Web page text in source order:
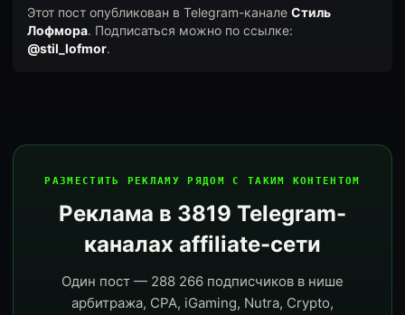
Этот пост опубликован в Telegram-канале Стиль
Лофмора. Подписаться можно по ссылке:
@stil_lofmor.
РАЗМЕСТИТЬ РЕКЛАМУ РЯДОМ С ТАКИМ КОНТЕНТОМ
Реклама в 3819 Telegram-
каналах affiliate-сети
Один пост — 288 266 подписчиков в нише
арбитража, CPA, iGaming, Nutra, Crypto,